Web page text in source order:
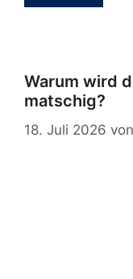
Warum wird
matschig?
18. Juli 2026 von